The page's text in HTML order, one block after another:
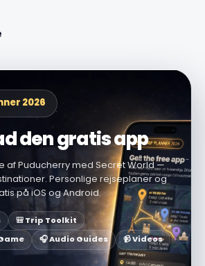
2026
den gratis app
af Puducherry med Secret World —
Personlige rejseplaner og
på iOS og Android.
🎒 Trip Toolkit
🎧 Audio Guides 📹 Videos